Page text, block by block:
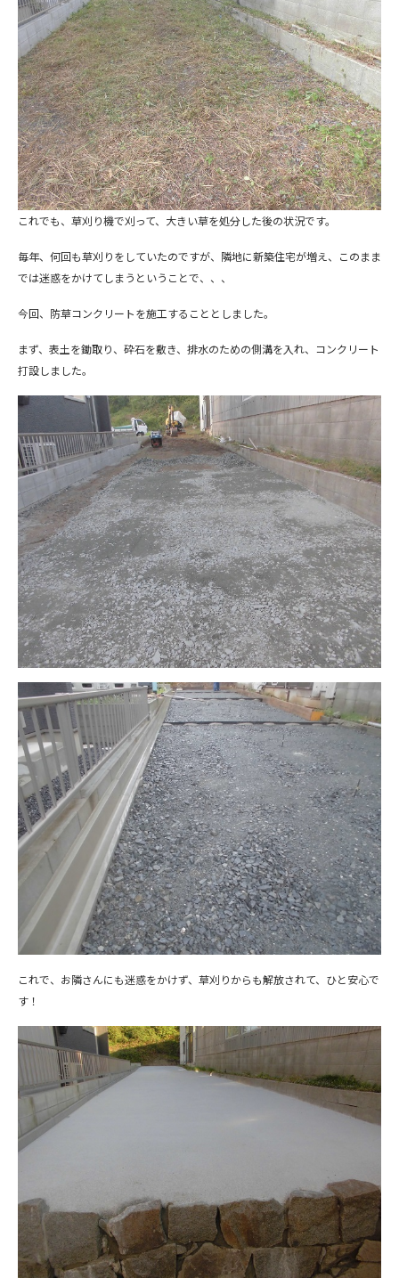
これでも、草刈り機で刈って、大きい草を処分した後の状況です。
毎年、何回も草刈りをしていたのですが、隣地に新築住宅が増え、このまま
では迷惑をかけてしまうということで、、、
今回、防草コンクリートを施工することとしました。
まず、表土を鋤取り、砕石を敷き、排水のための側溝を入れ、コンクリート
打設しました。
これで、お隣さんにも迷惑をかけず、草刈りからも解放されて、ひと安心で
す！